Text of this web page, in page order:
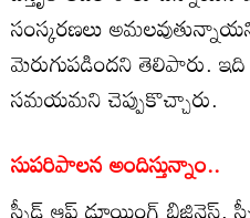
సంస్కరణలు
మెరుగుపడిందని తెలిపారు. ఇది
సమయమని చెప్పుకొచ్చారు.
సుపరిపాలన అందిస్తున్నాం..